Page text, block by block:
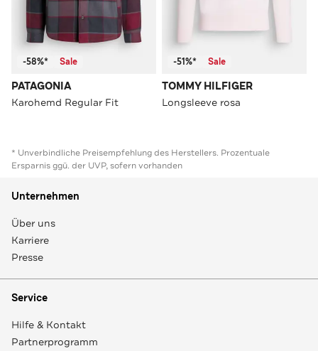
-58%* Sale
PATAGONIA
Karohemd Regular Fit
-51%* Sale
TOMMY HILFIGER
Longsleeve rosa
* Unverbindliche Preisempfehlung des Herstellers. Prozentuale
Ersparnis ggü. der UVP, sofern vorhanden
Unternehmen
Über uns
Karriere
Presse
Service
Hilfe & Kontakt
Partnerprogramm